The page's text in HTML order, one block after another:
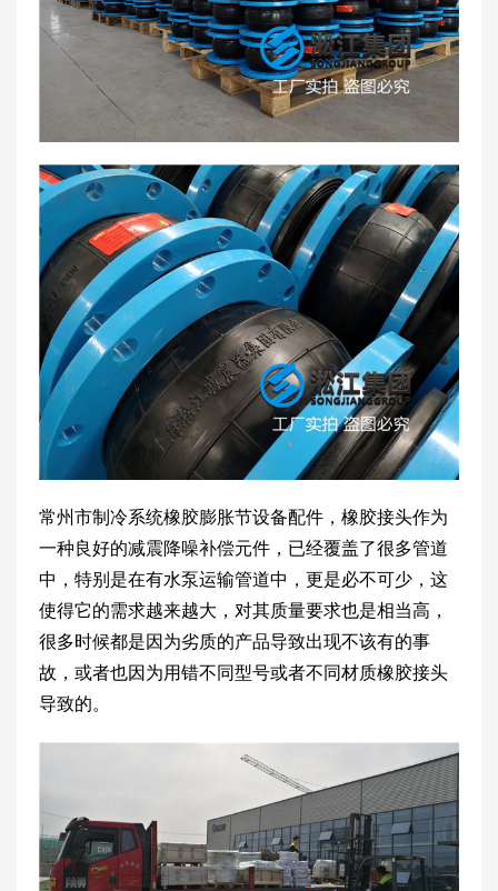
常州市制冷系统橡胶膨胀节设备配件，橡胶接头作为
一种良好的减震降噪补偿元件，已经覆盖了很多管道
中，特别是在有水泵运输管道中，更是必不可少，这
使得它的需求越来越大，对其质量要求也是相当高，
很多时候都是因为劣质的产品导致出现不该有的事
故，或者也因为用错不同型号或者不同材质橡胶接头
导致的。